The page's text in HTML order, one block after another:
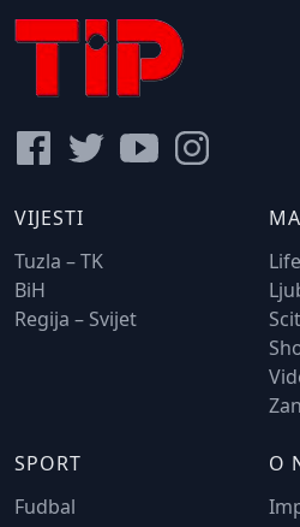
VIJESTI
Tuzla – TK
BiH
Regija – Svijet
SPORT
Fudbal
O